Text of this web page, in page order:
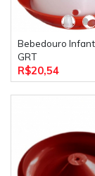
Bebedouro Infantil Sifão
GRT
R$20,54